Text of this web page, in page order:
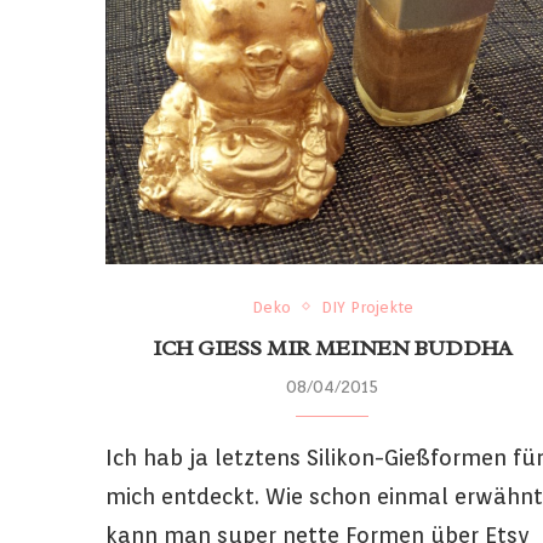
Deko DIY Projekte
ICH GIESS MIR MEINEN BUDDHA
08/04/2015
Ich hab ja letztens Silikon-Gießformen für
mich entdeckt. Wie schon einmal erwähnt
kann man super nette Formen über Etsy